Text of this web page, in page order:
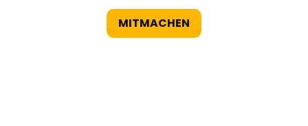
MITMACHEN